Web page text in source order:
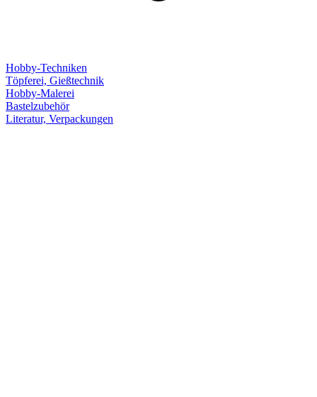
Hobby-Techniken
Töpferei, Gießtechnik
Hobby-Malerei
Bastelzubehör
Literatur, Verpackungen